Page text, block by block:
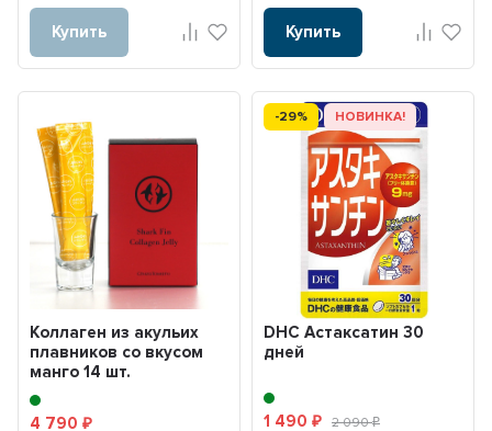
Купить Купить
Коллаген из акульих
плавников со вкусом
манго 14 шт.
4 790₽
-29% НОВИНКА!
DHC Астаксатин 30
дней
1 490 ₽ 2 090₽